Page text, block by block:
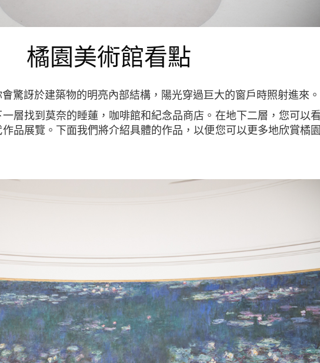
橘園美術館看點
會驚訝於建築物的明亮內部結構，陽光穿過巨大的窗戶時照射進來。
品展覽。下面我們將介紹具體的作品，以便您可以更多地欣賞橘園